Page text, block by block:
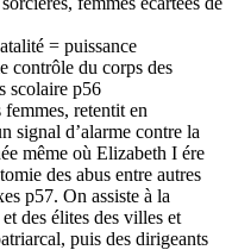
= puissance
contrôle du corps des
scolaire p56
retentit en
signal d’alarme contre la
même où Elizabeth I ére
des abus entre autres
p57. On assiste à la
des élites des villes et
puis des dirigeants